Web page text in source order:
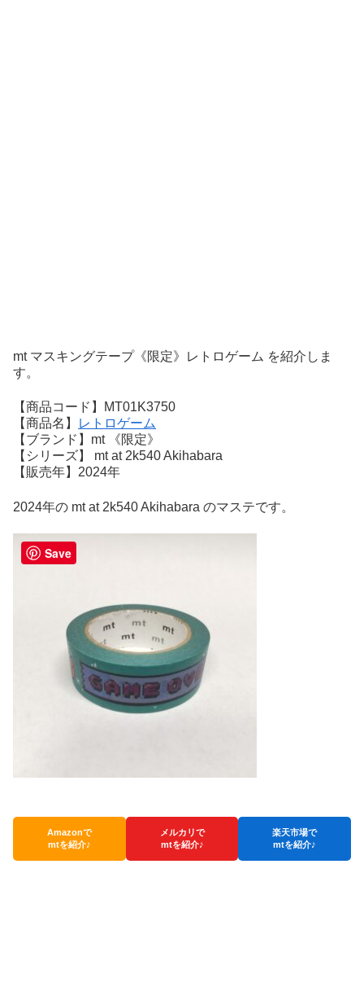
mt マスキングテープ《限定》レトロゲーム を紹介しま
す。
【商品コード】MT01K3750
【商品名】
レトロゲーム
【ブランド】mt 《限定》
【シリーズ】 mt at 2k540 Akihabara
【販売年】2024年
2024年の mt at 2k540 Akihabara のマステです。
Amazonで
mtを紹介♪
メルカリで
mtを紹介♪
楽天市場で
mtを紹介♪
Save